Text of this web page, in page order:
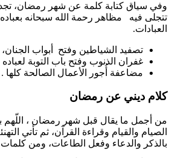
وفي سياق كتابة كلمة عن شهر رمضان،
تتجلى فيه مظاهر رحمة الله سبحانه
العبادات.
تصفيد الشياطين وفتح أبواب الجنان،
غفران الذنوب وفتح باب التوبة لعباده
مضاعفة أُجور الأعمال الصالحة كلها .
كلام ديني عن رمضان
من أجمل ما يقال قبل شهر رمضان ، اللّهم
الصيام والقيام وقراءة القرآن، ثم تأتي
بالذكر والدعاء وفعل الطاعات، ومن كلمات